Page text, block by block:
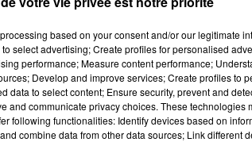
- 10h00les lieux.
les élèves ont
vérifier l’origine de l'alerte.
based on your consent and/or our legitimate
select advertising; Create profiles for personalised
performance; Measure content performance;
Develop and improve services; Create profiles to
data to select content; Ensure security, prevent and
and communicate privacy choices. These technologies
following functionalities: Identify devices based on
combine data from other data sources; Link different